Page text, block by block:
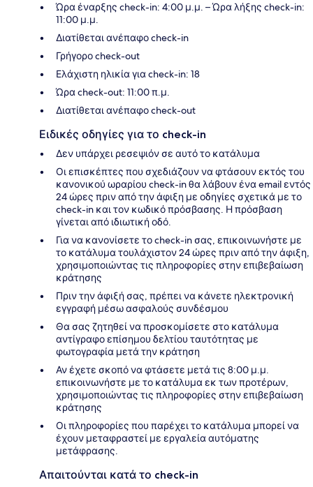
Ώρα έναρξης check-in: 4:00 μ.μ. – Ώρα λήξης check-in:
11:00 μ.μ.
Διατίθεται ανέπαφο check-in
Γρήγορο check-out
Ελάχιστη ηλικία για check-in: 18
Ώρα check-out: 11:00 π.μ.
Διατίθεται ανέπαφο check-out
Ειδικές οδηγίες για το check-in
Δεν υπάρχει ρεσεψιόν σε αυτό το κατάλυμα
Οι επισκέπτες που σχεδιάζουν να φτάσουν εκτός του
κανονικού ωραρίου check-in θα λάβουν ένα email εντός
24 ώρες πριν από την άφιξη με οδηγίες σχετικά με το
check-in και τον κωδικό πρόσβασης. Η πρόσβαση
γίνεται από ιδιωτική οδό.
Για να κανονίσετε το check-in σας, επικοινωνήστε με
το κατάλυμα τουλάχιστον 24 ώρες πριν από την άφιξη,
χρησιμοποιώντας τις πληροφορίες στην επιβεβαίωση
κράτησης
Πριν την άφιξή σας, πρέπει να κάνετε ηλεκτρονική
εγγραφή μέσω ασφαλούς συνδέσμου
Θα σας ζητηθεί να προσκομίσετε στο κατάλυμα
αντίγραφο επίσημου δελτίου ταυτότητας με
φωτογραφία μετά την κράτηση
Αν έχετε σκοπό να φτάσετε μετά τις 8:00 μ.μ.
επικοινωνήστε με το κατάλυμα εκ των προτέρων,
χρησιμοποιώντας τις πληροφορίες στην επιβεβαίωση
κράτησης
Οι πληροφορίες που παρέχει το κατάλυμα μπορεί να
έχουν μεταφραστεί με εργαλεία αυτόματης
μετάφρασης.
Απαιτούνται κατά το check-in